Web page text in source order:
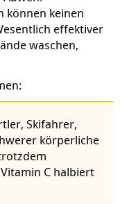
können keinen
effektiver
waschen,
Skifahrer,
körperliche
C halbiert